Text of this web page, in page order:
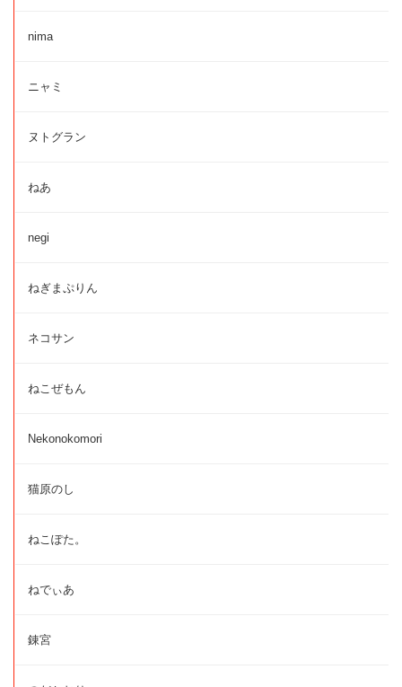
nima
ニャミ
ヌトグラン
ねあ
negi
ねぎまぷりん
ネコサン
ねこぜもん
Nekonokomori
猫原のし
ねこぽた。
ねでぃあ
錬宮